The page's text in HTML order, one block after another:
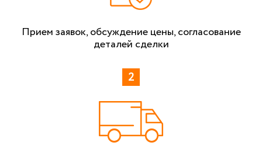
Прием заявок, обсуждение цены, согласование
деталей сделки